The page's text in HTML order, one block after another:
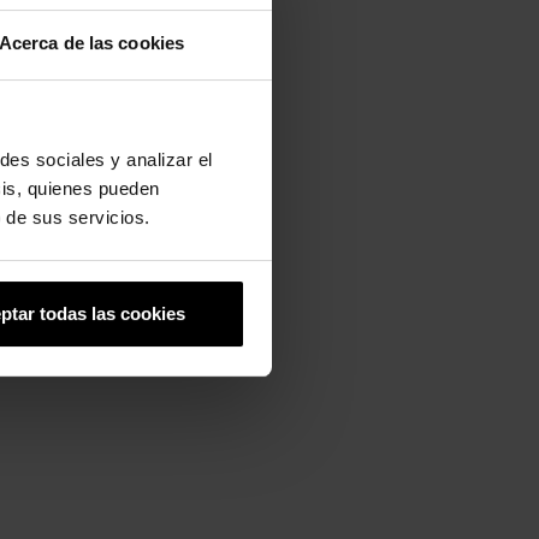
Acerca de las cookies
sociales y analizar el
quienes pueden
de sus servicios.
todas las cookies
tamanco masculino Yukon
de classe mundial,
seguro. Estes tamancos
duráveis.